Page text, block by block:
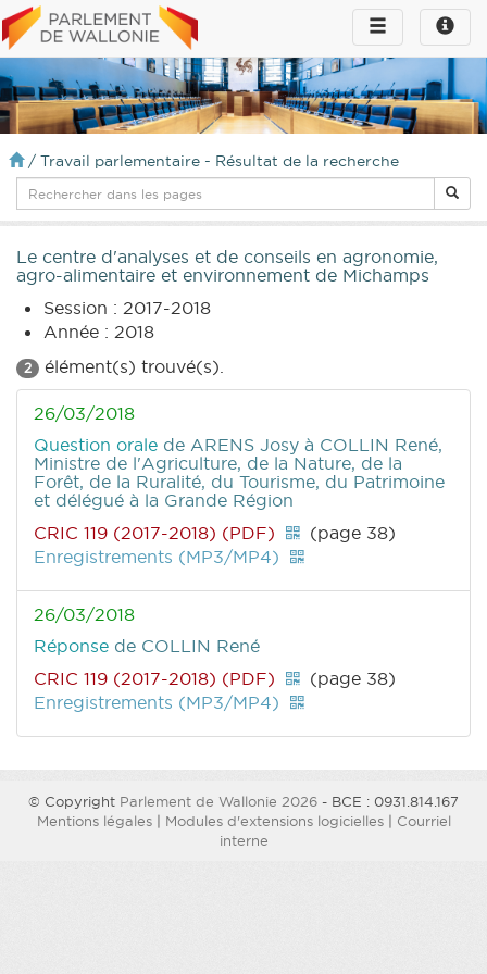
Toggle
infos
Toggle
navigation
/ Travail parlementaire - Résultat de la recherche
Le centre d'analyses et de conseils en agronomie,
agro-alimentaire et environnement de Michamps
Session : 2017-2018
Année : 2018
2 élément(s) trouvé(s).
26/03/2018
Question orale de ARENS Josy à COLLIN René,
Ministre de l'Agriculture, de la Nature, de la
Forêt, de la Ruralité, du Tourisme, du Patrimoine
et délégué à la Grande Région
CRIC 119 (2017-2018) (PDF)
(page 38)
Enregistrements (MP3/MP4)
26/03/2018
Réponse de COLLIN René
CRIC 119 (2017-2018) (PDF)
(page 38)
Enregistrements (MP3/MP4)
© Copyright Parlement de Wallonie 2026 - BCE : 0931.814.167
Mentions légales| Modules d'extensions logicielles| Courriel
interne